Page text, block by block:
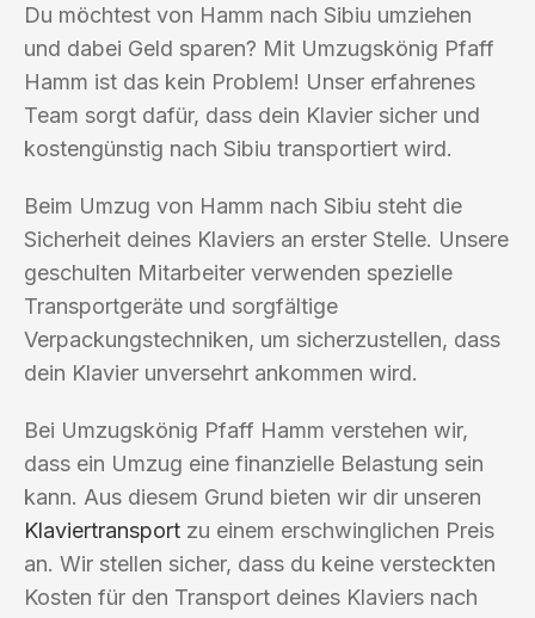
Du möchtest von Hamm nach Sibiu umziehen
und dabei Geld sparen? Mit Umzugskönig Pfaff
Hamm ist das kein Problem! Unser erfahrenes
Team sorgt dafür, dass dein Klavier sicher und
kostengünstig nach Sibiu transportiert wird.
Beim Umzug von Hamm nach Sibiu steht die
Sicherheit deines Klaviers an erster Stelle. Unsere
geschulten Mitarbeiter verwenden spezielle
Transportgeräte und sorgfältige
Verpackungstechniken, um sicherzustellen, dass
dein Klavier unversehrt ankommen wird.
Bei Umzugskönig Pfaff Hamm verstehen wir,
dass ein Umzug eine finanzielle Belastung sein
kann. Aus diesem Grund bieten wir dir unseren
Klaviertransport zu einem erschwinglichen Preis
an. Wir stellen sicher, dass du keine versteckten
Kosten für den Transport deines Klaviers nach